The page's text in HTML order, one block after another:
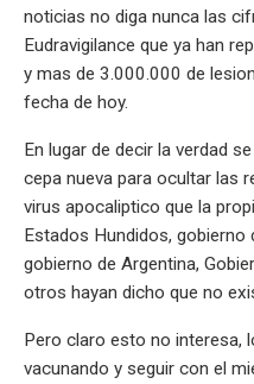
noticias no diga nunca las
Eudravigilance que ya han
y mas de 3.000.000 de
fecha de hoy.
En lugar de decir la verdad
cepa nueva para ocultar las
virus apocaliptico que la
Estados Hundidos, gobierno
gobierno de Argentina,
otros hayan dicho que no
Pero claro esto no interesa,
vacunando y seguir con el